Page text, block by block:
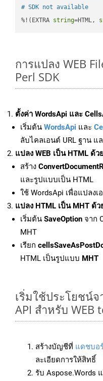
# SDK not available
%!(EXTRA string=HTML,
การแปลง WEB
Perl SDK
ตั้งค่า WordsApi และ
เริ่มต้น WordsApi และ
ลับไคลเอนต์ URL ฐาน แ
แปลง WEB เป็น HTML ด้ว
สร้าง
และรูปแบบเป็น HTML
ใช้ WordsApi เพื่อแปลงเ
แปลง HTML เป็น MHT ด้ว
เริ่มต้น SaveOption จาก
MHT
เรียก
HTML เป็นรูปแบบ MHT
เริ่มใช้ประโยชน์จ
API สำหรับ WEB
สร้างบัญชีที่ แดชบอ
ละเอียดการให้สิทธิ์
รับ Aspose.Words